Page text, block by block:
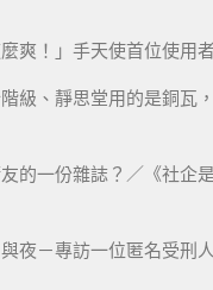
麼爽！」手天使首位使用
級、靜思堂用的是銅瓦
友的一份雜誌？／《社企
夜－專訪一位匿名受刑